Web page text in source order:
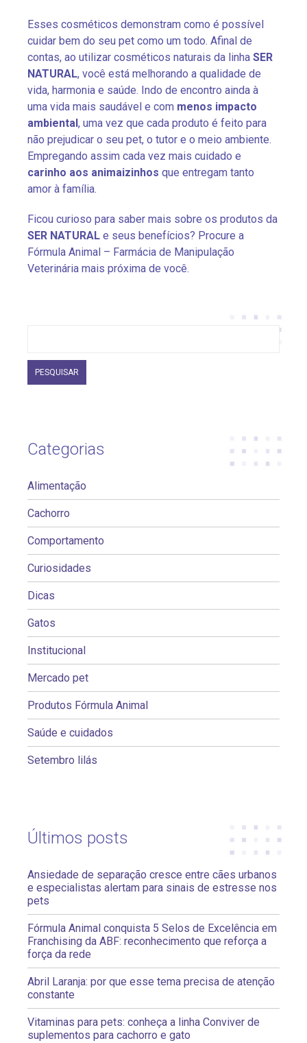
Esses cosméticos demonstram como é possível
cuidar bem do seu pet como um todo. Afinal de
contas, ao utilizar cosméticos naturais da linha SER
NATURAL, você está melhorando a qualidade de
vida, harmonia e saúde. Indo de encontro ainda à
uma vida mais saudável e com menos impacto
ambiental , uma vez que cada produto é feito para
não prejudicar o seu pet, o tutor e o meio ambiente.
Empregando assim cada vez mais cuidado e
carinho aos animaizinhos que entregam tanto
amor à família.
Ficou curioso para saber mais sobre os produtos da
SER NATURAL e seus benefícios? Procure a
Fórmula Animal – Farmácia de Manipulação
Veterinária mais próxima de você.
Categorias
Alimentação
Cachorro
Comportamento
Curiosidades
Dicas
Gatos
Institucional
Mercado pet
Produtos Fórmula Animal
Saúde e cuidados
Setembro lilás
Últimos posts
Ansiedade de separação cresce entre cães urbanos
e especialistas alertam para sinais de estresse nos
pets
Fórmula Animal conquista 5 Selos de Excelência em
Franchising da ABF: reconhecimento que reforça a
força da rede
Abril Laranja: por que esse tema precisa de atenção
constante
Vitaminas para pets: conheça a linha Conviver de
suplementos para cachorro e gato